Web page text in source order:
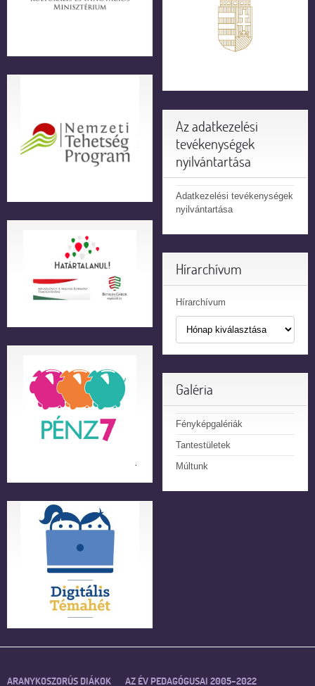
Az adatkezelési
tevékenységek
nyilvántartása
Adatkezelési tevékenységek
nyilvántartása
Hírarchívum
Hírarchívum
Galéria
Fényképgalériák
Tantestületek
Múltunk
ARANYKOSZORÚS DIÁKOK AZ ÉV PEDAGÓGUSAI 2005–2022